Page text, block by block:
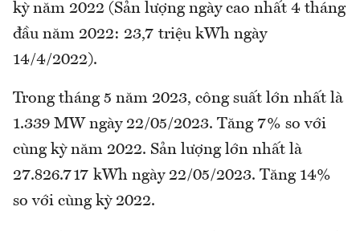
kỳ năm 2022 (Sản lượng ngày cao nhất 4 tháng
đầu năm 2022: 23,7 triệu kWh ngày
14/4/2022).
Trong tháng 5 năm 2023, công suất lớn nhất là
1.339 MW ngày 22/05/2023. Tăng 7% so với
cùng kỳ năm 2022. Sản lượng lớn nhất là
27.826.717 kWh ngày 22/05/2023. Tăng 14%
so với cùng kỳ 2022.